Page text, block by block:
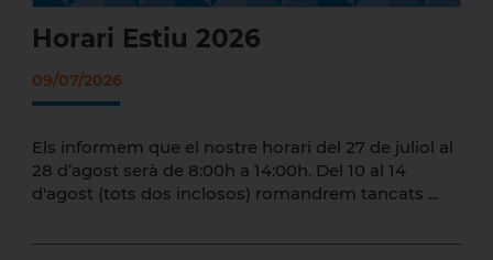
Horari Estiu 2026
09/07/2026
Els informem que el nostre horari del 27 de juliol al
28 d’agost serà de 8:00h a 14:00h. Del 10 al 14
d'agost (tots dos inclosos) romandrem tancats ...